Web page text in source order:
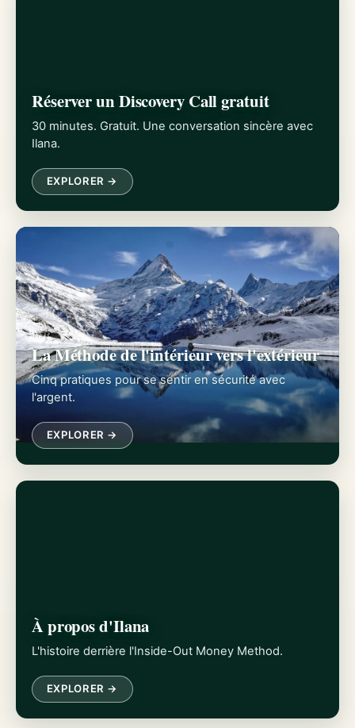
Réserver un Discovery Call gratuit
30 minutes. Gratuit. Une conversation sincère avec
Ilana.
EXPLORER →
La Méthode de l'intérieur vers l'extérieur
Cinq pratiques pour se sentir en sécurité avec
l'argent.
EXPLORER →
À propos d'Ilana
L'histoire derrière l'Inside-Out Money Method.
EXPLORER →